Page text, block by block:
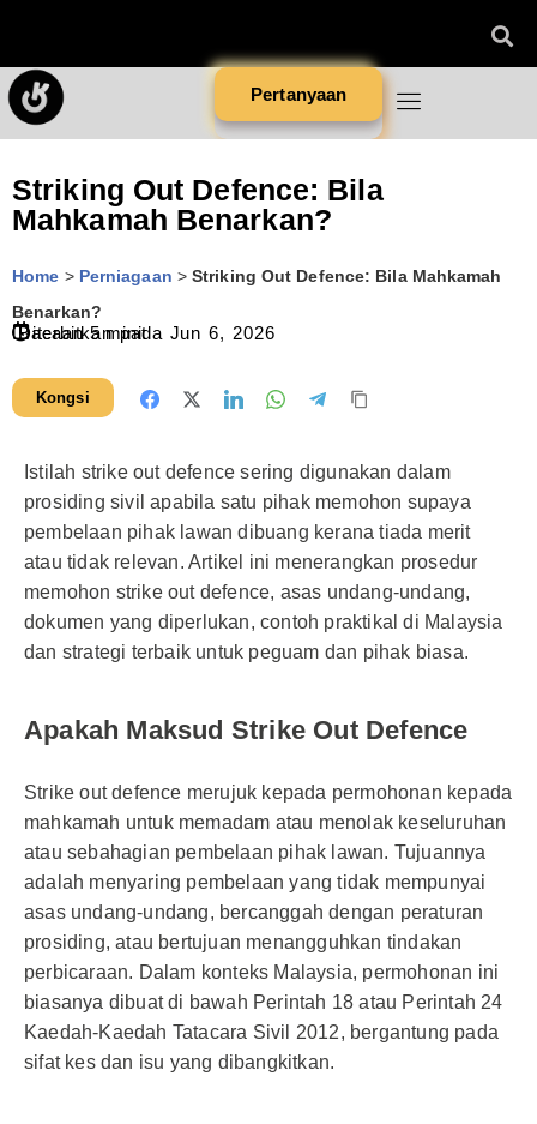
Pertanyaan
Striking Out Defence: Bila
Mahkamah Benarkan?
Home > Perniagaan >Striking Out Defence: Bila Mahkamah
Benarkan?
Diterbitkan pada Jun 6, 2026
Bacaan5 minit
Kongsi
Istilah strike out defence sering digunakan dalam
prosiding sivil apabila satu pihak memohon supaya
pembelaan pihak lawan dibuang kerana tiada merit
atau tidak relevan. Artikel ini menerangkan prosedur
memohon strike out defence, asas undang-undang,
dokumen yang diperlukan, contoh praktikal di Malaysia
dan strategi terbaik untuk peguam dan pihak biasa.
Apakah Maksud Strike Out Defence
Strike out defence merujuk kepada permohonan kepada
mahkamah untuk memadam atau menolak keseluruhan
atau sebahagian pembelaan pihak lawan. Tujuannya
adalah menyaring pembelaan yang tidak mempunyai
asas undang-undang, bercanggah dengan peraturan
prosiding, atau bertujuan menangguhkan tindakan
perbicaraan. Dalam konteks Malaysia, permohonan ini
biasanya dibuat di bawah Perintah 18 atau Perintah 24
Kaedah-Kaedah Tatacara Sivil 2012, bergantung pada
sifat kes dan isu yang dibangkitkan.